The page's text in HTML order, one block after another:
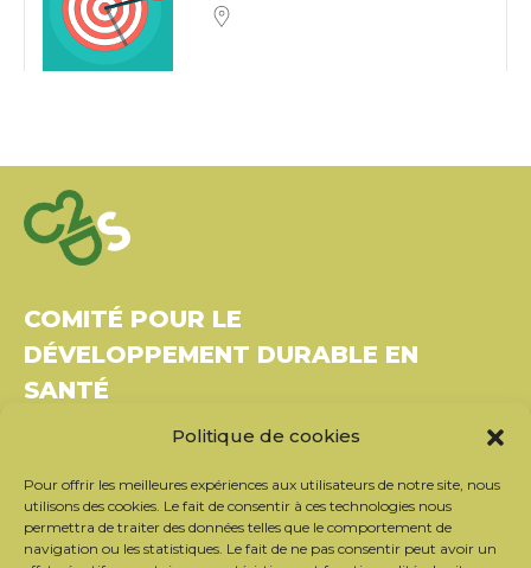
Politique de cookies
Pour offrir les meilleures expériences aux utilisateurs de notre site, nous
utilisons des cookies. Le fait de consentir à ces technologies nous
permettra de traiter des données telles que le comportement de
navigation ou les statistiques. Le fait de ne pas consentir peut avoir un
COMITÉ POUR LE
DÉVELOPPEMENT DURABLE EN
SANTÉ
Bâtiment Le Rubixco, 1 rue Bernard Maris
Tél. : 06 26 49 36 81 – contact@c2ds.eu